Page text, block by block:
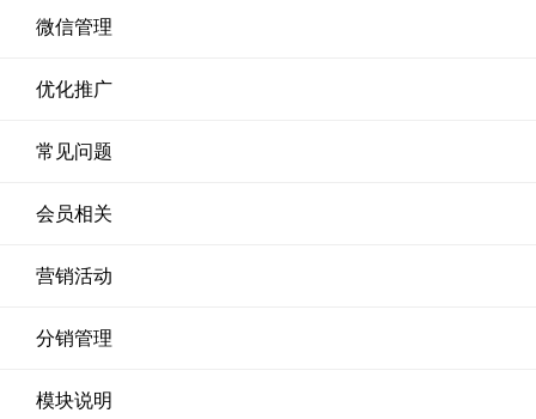
微信管理
优化推广
常见问题
会员相关
营销活动
分销管理
模块说明